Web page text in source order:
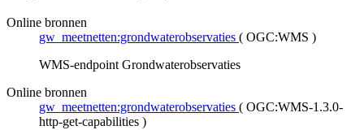
Online bronnen
gw_meetnetten:grondwaterobservaties ( OGC:WMS )
WMS-endpoint Grondwaterobservaties
Online bronnen
gw_meetnetten:grondwaterobservaties ( OGC:WMS-1.3.0-
http-get-capabilities )